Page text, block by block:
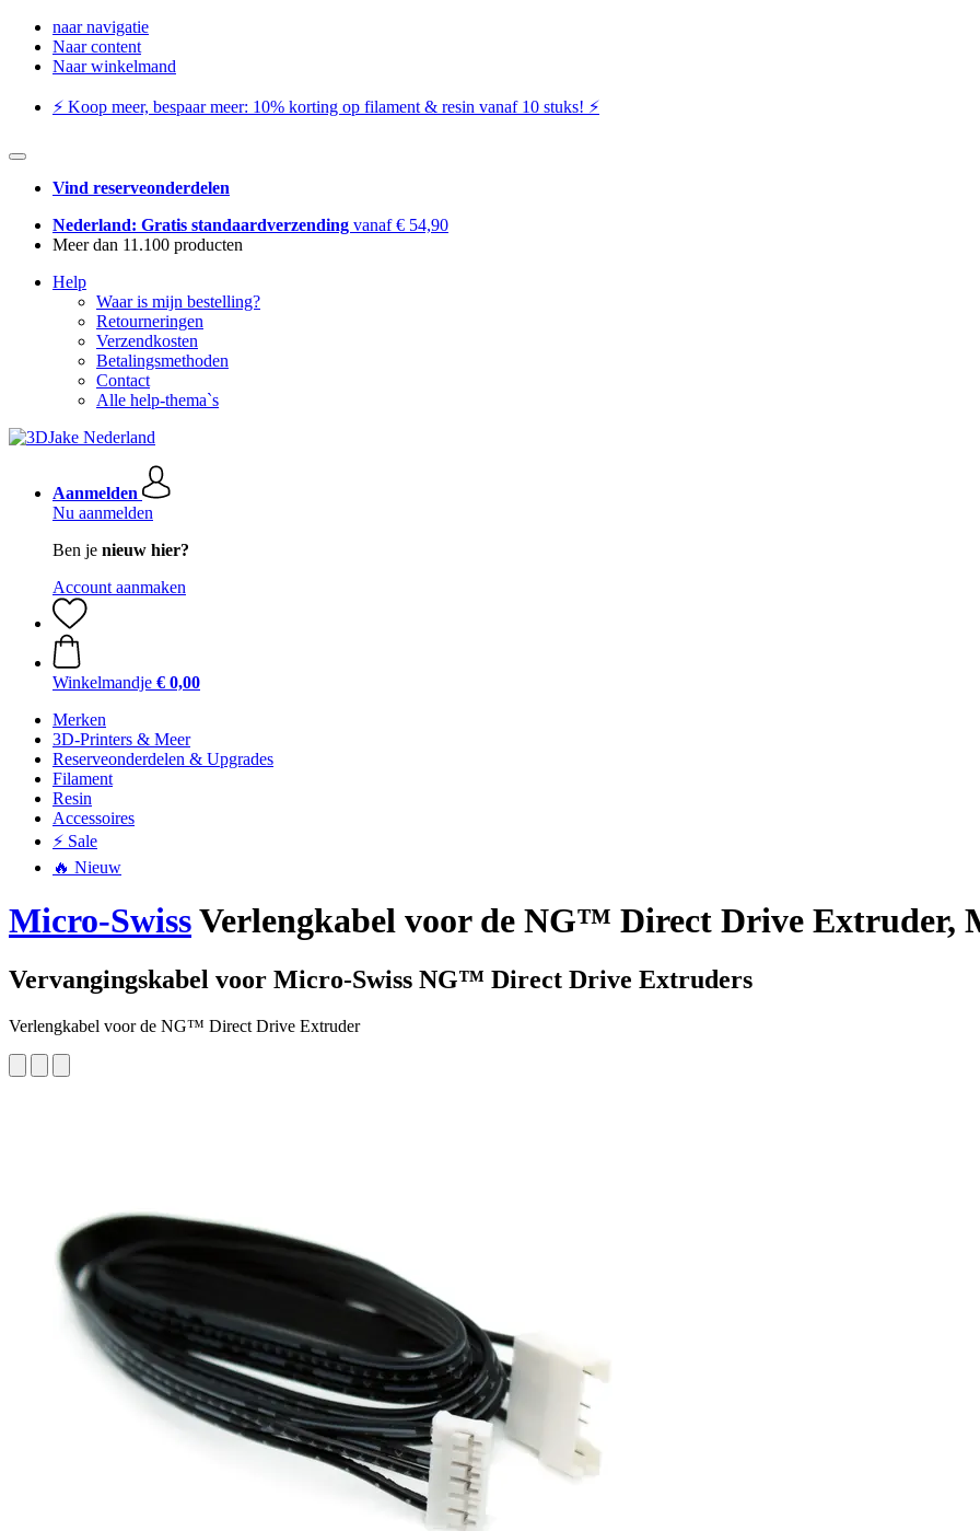
naar navigatie
Naar content
Naar winkelmand
⚡️ Koop meer, bespaar meer: ​​10% korting op filament & resin vanaf 10 stuks! ⚡️
Vind reserveonderdelen
Nederland: Gratis standaardverzending vanaf € 54,90
Meer dan 11.100 producten
Help
Waar is mijn bestelling?
Retourneringen
Verzendkosten
Betalingsmethoden
Contact
Alle help-thema`s
Aanmelden
Nu aanmelden
Ben je nieuw hier?
Account aanmaken
Winkelmandje € 0,00
Merken
3D-Printers & Meer
Reserveonderdelen & Upgrades
Filament
Resin
Accessoires
⚡ Sale
🔥 Nieuw
Micro-SwissVerlengkabel voor de NG™ Direct Drive Extruder,
Vervangingskabel voor Micro-Swiss NG™ Direct Drive Extruders
Verlengkabel voor de NG™ Direct Drive Extruder